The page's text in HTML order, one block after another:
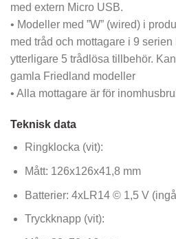
med extern Micro USB.
• Modeller med ”W” (wired) i
med tråd och mottagare i 9
ytterligare 5 trådlösa tillbehör.
gamla Friedland modeller
• Alla mottagare är för
Teknisk data
Ringklocka (vit):
Mått: 126x126x41,8 mm
Batterier: 4xLR14 © 1,5 V
Tryckknapp (vit):